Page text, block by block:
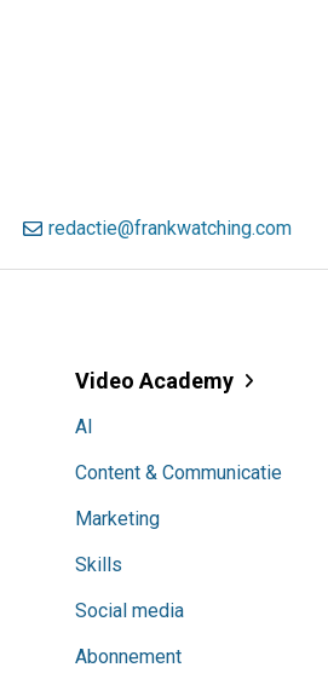
redactie@frankwatching.com
Video Academy
AI
Content & Communicatie
Marketing
Skills
Social media
Abonnement